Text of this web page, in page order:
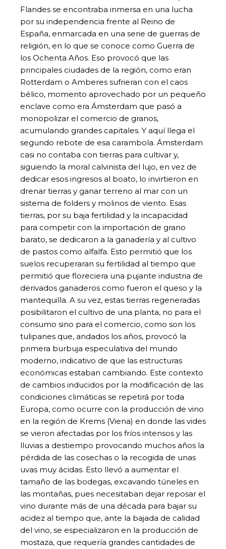
Flandes se encontraba inmersa en una lucha
por su independencia frente al Reino de
España, enmarcada en una serie de guerras de
religión, en lo que se conoce como Guerra de
los Ochenta Años. Eso provocó que las
principales ciudades de la región, como eran
Rotterdam o Amberes sufrieran con el caos
bélico, momento aprovechado por un pequeño
enclave como era Ámsterdam que pasó a
monopolizar el comercio de granos,
acumulando grandes capitales. Y aquí llega el
segundo rebote de esa carambola. Ámsterdam
casi no contaba con tierras para cultivar y,
siguiendo la moral calvinista del lujo, en vez de
dedicar esos ingresos al boato, lo invirtieron en
drenar tierras y ganar terreno al mar con un
sistema de folders y molinos de viento. Esas
tierras, por su baja fertilidad y la incapacidad
para competir con la importación de grano
barato, se dedicaron a la ganadería y al cultivo
de pastos como alfalfa. Esto permitió que los
suelos recuperaran su fertilidad al tiempo que
permitió que floreciera una pujante industria de
derivados ganaderos como fueron el queso y la
mantequilla. A su vez, estas tierras regeneradas
posibilitaron el cultivo de una planta, no para el
consumo sino para el comercio, como son los
tulipanes que, andados los años, provocó la
primera burbuja especulativa del mundo
moderno, indicativo de que las estructuras
económicas estaban cambiando. Este contexto
de cambios inducidos por la modificación de las
condiciones climáticas se repetirá por toda
Europa, como ocurre con la producción de vino
en la región de Krems (Viena) en donde las vides
se vieron afectadas por los fríos intensos y las
lluvias a destiempo provocando muchos años la
pérdida de las cosechas o la recogida de unas
uvas muy ácidas. Esto llevó a aumentar el
tamaño de las bodegas, excavando túneles en
las montañas, pues necesitaban dejar reposar el
vino durante más de una década para bajar su
acidez al tiempo que, ante la bajada de calidad
del vino, se especializaron en la producción de
mostaza, que requería grandes cantidades de